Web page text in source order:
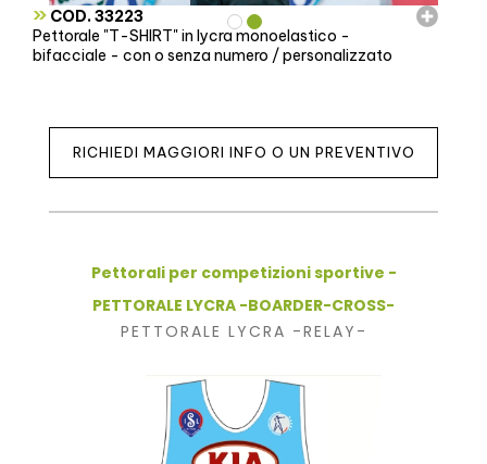
» COD. 33223
Pettorale "T-SHIRT" in lycra monoelastico -
bifacciale - con o senza numero / personalizzato
RICHIEDI MAGGIORI INFO O UN PREVENTIVO
Pettorali per competizioni sportive -
PETTORALE LYCRA -BOARDER-CROSS-
PETTORALE LYCRA -RELAY-